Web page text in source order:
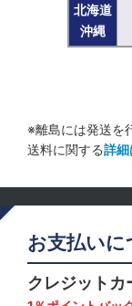
北海道
沖縄
※離島には発送を
送料に関する詳細
お支払いに
クレジット